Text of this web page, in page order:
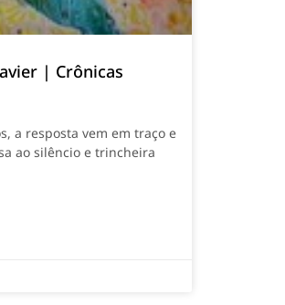
| Crônicas
a resposta vem em traço e
ao silêncio e trincheira